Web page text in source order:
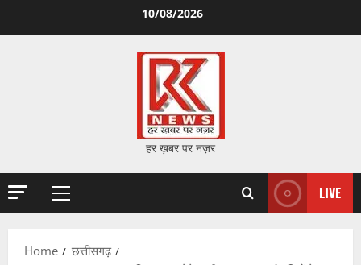
10/08/2026
हर ख़बर पर नज़र
Primary
LIVE
Home
छत्तीसगढ़